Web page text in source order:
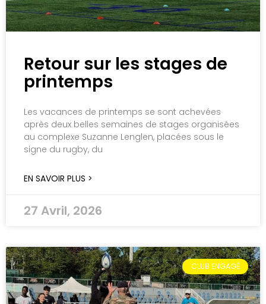
Retour sur les stages de
printemps
Les vacances de printemps se sont achevées
après deux belles semaines de stages organisées
au complexe Suzanne Lenglen, placées sous le
signe du rugby, du
EN SAVOIR PLUS >
27 Avril, 2026
CLUB ENGAGÉ